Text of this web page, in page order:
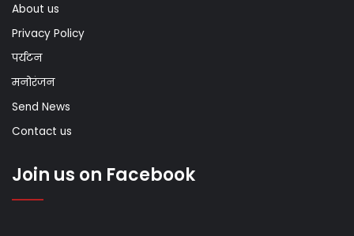
About us
Privacy Policy
पर्यटन
मनोरंजन
Send News
Contact us
Join us on Facebook